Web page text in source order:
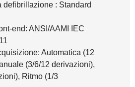
defibrillazione : Standard
end: ANSI/AAMI IEC
Automatica (12
(3/6/12 derivazioni),
Ritmo (1/3